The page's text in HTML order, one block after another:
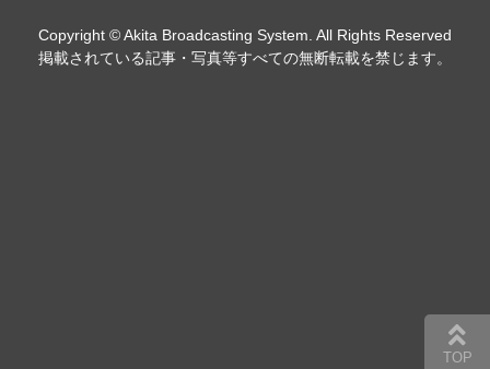
Copyright © Akita Broadcasting System. All Rights Reserved
掲載されている記事・写真等すべての無断転載を禁じます。